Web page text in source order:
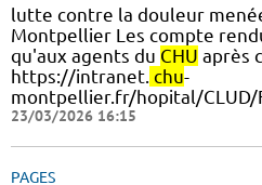
lutte contre la douleur
Montpellier Les compte
qu'aux agents du CHU après
https://intranet. chu-
montpellier.fr/hopital/CLUD/
23/03/2026 16:15
PAGES